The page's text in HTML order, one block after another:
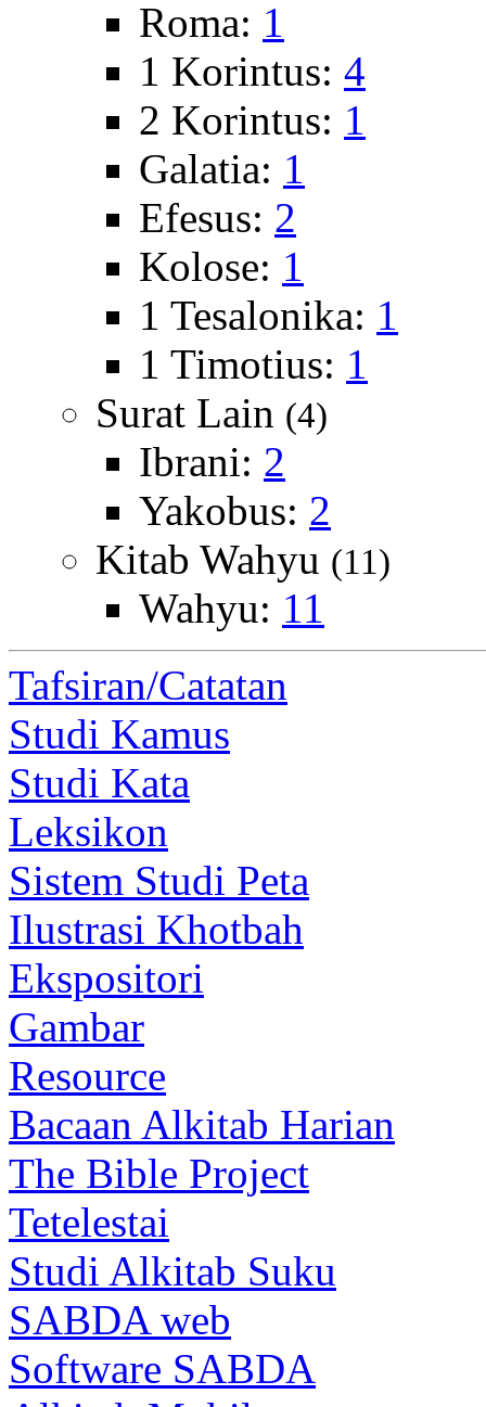
Roma: 1
1 Korintus: 4
2 Korintus: 1
Galatia: 1
Efesus: 2
Kolose: 1
1 Tesalonika: 1
1 Timotius: 1
Surat Lain (4)
Ibrani: 2
Yakobus: 2
Kitab Wahyu (11)
Wahyu: 11
Tafsiran/Catatan
Studi Kamus
Studi Kata
Leksikon
Sistem Studi Peta
Ilustrasi Khotbah
Ekspositori
Gambar
Resource
Bacaan Alkitab Harian
The Bible Project
Tetelestai
Studi Alkitab Suku
SABDA web
Software SABDA